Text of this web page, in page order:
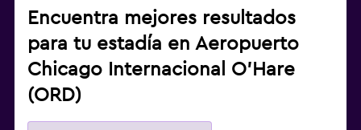
Encuentra mejores resultados
para tu estadía en Aeropuerto
Chicago Internacional O'Hare
(ORD)